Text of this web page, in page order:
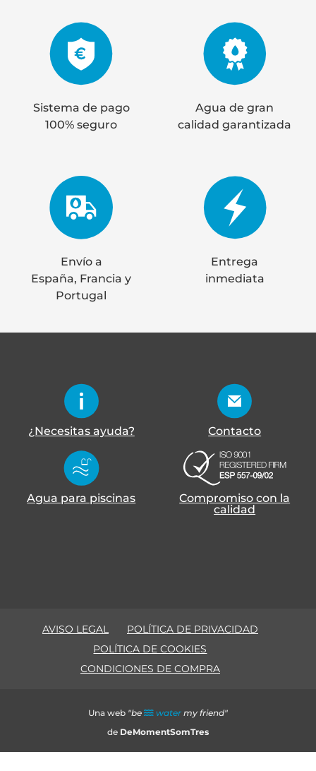
Sistema de pago
100% seguro
Agua de gran
calidad garantizada
Envío a
España, Francia y
Portugal
Entrega
inmediata
¿Necesitas ayuda? Contacto
Agua para piscinas
Compromiso con la
calidad
AVISO LEGAL
POLÍTICA DE PRIVACIDAD
POLÍTICA DE COOKIES
CONDICIONES DE COMPRA
Una web "be watermy friend"
de DeMomentSomTres